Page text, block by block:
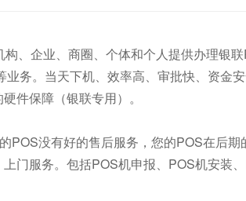
、企业、商圈、个体和个人提供办理银
务。当天下机、效率高、审批快、资金
件保障（银联专用）。
没有好的售后服务，您的POS在后期
门服务。包括POS机申报、POS机安装